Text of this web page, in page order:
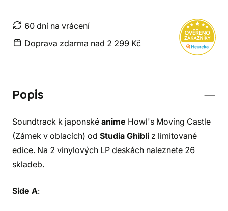
60 dní na vrácení
Doprava zdarma nad 2 299 Kč
Popis
Soundtrack k japonské anime Howl's Moving Castle
(Zámek v oblacích) od Studia Ghibli z limitované
edice. Na 2 vinylových LP deskách naleznete 26
skladeb.
Side A: